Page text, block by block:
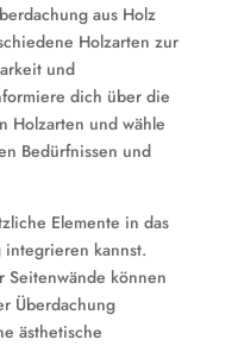
aus Holz
Holzarten zur
und
dich über die
Holzarten und wähle
Bedürfnissen und
Elemente in das
kannst.
Seitenwände können
Überdachung
ästhetische